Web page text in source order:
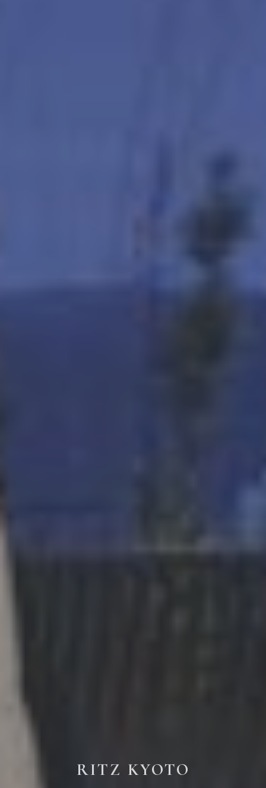
RITZ KYOTO